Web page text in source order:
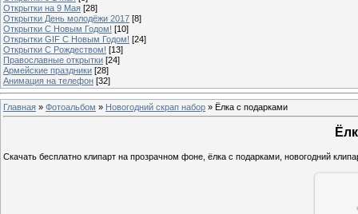
Открытки на 9 Мая [28]
Открытки День молодёжи 2017 [8]
Открытки С Новым Годом! [10]
Открытки GIF С Новым Годом! [24]
Открытки С Рождеством! [13]
Православные открытки [24]
Армейские праздники [28]
Анимация на телефон [32]
Главная » Фотоальбом » Новогодний скрап набор » Ёлка с подарками
Скачать бесплатно клипарт на прозрачном фоне, ёлка с подарками, новогодний